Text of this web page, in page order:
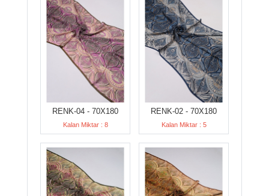
RENK-04 - 70X180
Kalan Miktar : 8
RENK-02 - 70X180
Kalan Miktar : 5